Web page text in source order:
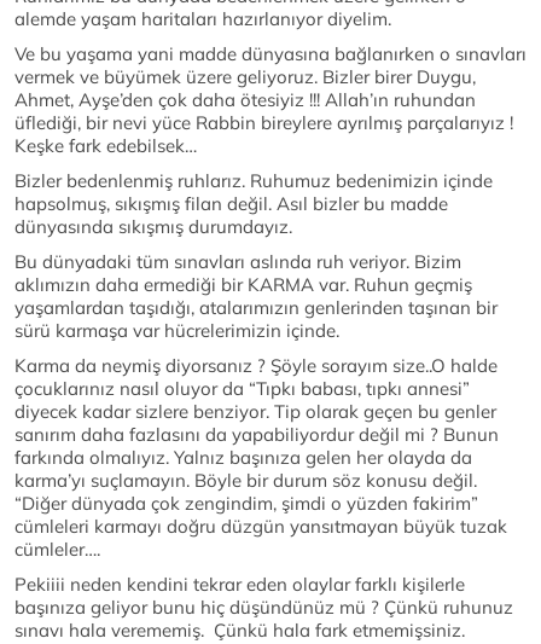
alemde yaşam haritaları hazırlanıyor diyelim.
Ve bu yaşama yani madde dünyasına bağlanırken o sınavları
vermek ve büyümek üzere geliyoruz. Bizler birer Duygu,
Ahmet, Ayşe’den çok daha ötesiyiz !!! Allah’ın ruhundan
üflediği, bir nevi yüce Rabbin bireylere ayrılmış parçalarıyız !
Keşke fark edebilsek…
Bizler bedenlenmiş ruhlarız. Ruhumuz bedenimizin içinde
hapsolmuş, sıkışmış filan değil. Asıl bizler bu madde
dünyasında sıkışmış durumdayız.
Bu dünyadaki tüm sınavları aslında ruh veriyor. Bizim
aklımızın daha ermediği bir KARMA var. Ruhun geçmiş
yaşamlardan taşıdığı, atalarımızın genlerinden taşınan bir
sürü karmaşa var hücrelerimizin içinde.
Karma da neymiş diyorsanız ? Şöyle sorayım size..O halde
çocuklarınız nasıl oluyor da “Tıpkı babası, tıpkı annesi”
diyecek kadar sizlere benziyor. Tip olarak geçen bu genler
sanırım daha fazlasını da yapabiliyordur değil mi ? Bunun
farkında olmalıyız. Yalnız başınıza gelen her olayda da
karma’yı suçlamayın. Böyle bir durum söz konusu değil.
“Diğer dünyada çok zengindim, şimdi o yüzden fakirim”
cümleleri karmayı doğru düzgün yansıtmayan büyük tuzak
cümleler….
Pekiiii neden kendini tekrar eden olaylar farklı kişilerle
başınıza geliyor bunu hiç düşündünüz mü ? Çünkü ruhunuz
sınavı hala verememiş. Çünkü hala fark etmemişsiniz.